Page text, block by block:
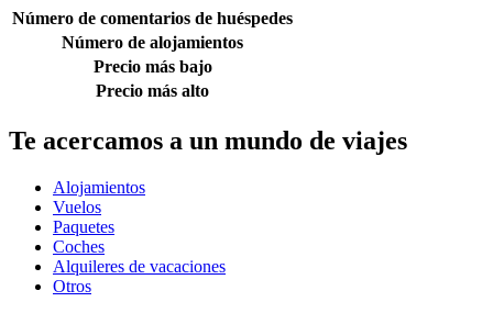
Número de comentarios de huéspedes
Número de alojamientos
Precio más bajo
Precio más alto
Te acercamos a un mundo de viajes
Alojamientos
Vuelos
Paquetes
Coches
Alquileres de vacaciones
Otros